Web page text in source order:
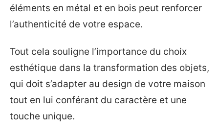
éléments en métal et en bois peut renforcer
l’authenticité de votre espace.
Tout cela souligne l’importance du choix
esthétique dans la transformation des objets,
qui doit s’adapter au design de votre maison
tout en lui conférant du caractère et une
touche unique.